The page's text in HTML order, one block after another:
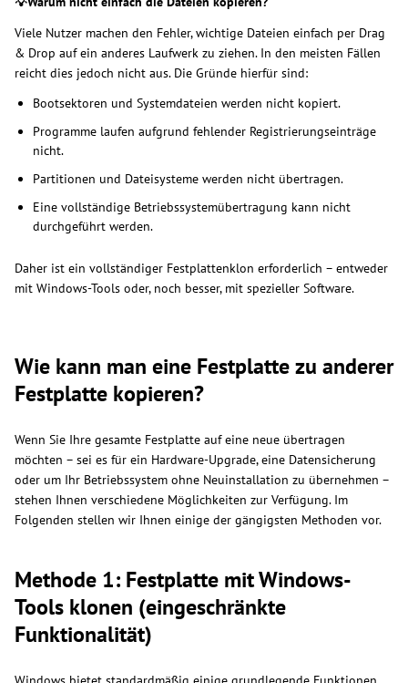
Viele Nutzer machen den Fehler, wichtige Dateien einfach per Drag
& Drop auf ein anderes Laufwerk zu ziehen. In den meisten Fällen
reicht dies jedoch nicht aus. Die Gründe hierfür sind:
Bootsektoren und Systemdateien werden nicht kopiert.
Programme laufen aufgrund fehlender Registrierungseinträge
nicht.
Partitionen und Dateisysteme werden nicht übertragen.
Eine vollständige Betriebssystemübertragung kann nicht
durchgeführt werden.
Daher ist ein vollständiger Festplattenklon erforderlich – entweder
mit Windows-Tools oder, noch besser, mit spezieller Software.
Wie kann man eine Festplatte zu anderer
Festplatte kopieren?
Wenn Sie Ihre gesamte Festplatte auf eine neue übertragen
möchten – sei es für ein Hardware-Upgrade, eine Datensicherung
oder um Ihr Betriebssystem ohne Neuinstallation zu übernehmen –
stehen Ihnen verschiedene Möglichkeiten zur Verfügung. Im
Folgenden stellen wir Ihnen einige der gängigsten Methoden vor.
Methode 1: Festplatte mit Windows-
Tools klonen (eingeschränkte
Funktionalität)